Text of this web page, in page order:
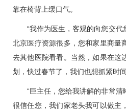
靠在椅背上缓口气。
“我作为医生，客观的向您交代
北京医疗资源很多，您和家里商量
去其他医院看看。当然，如果在这
划，快过春节了，我们也想抓紧时
“巨主任，您给我讲解的非常清
很信任您，我们家老头我可以做主